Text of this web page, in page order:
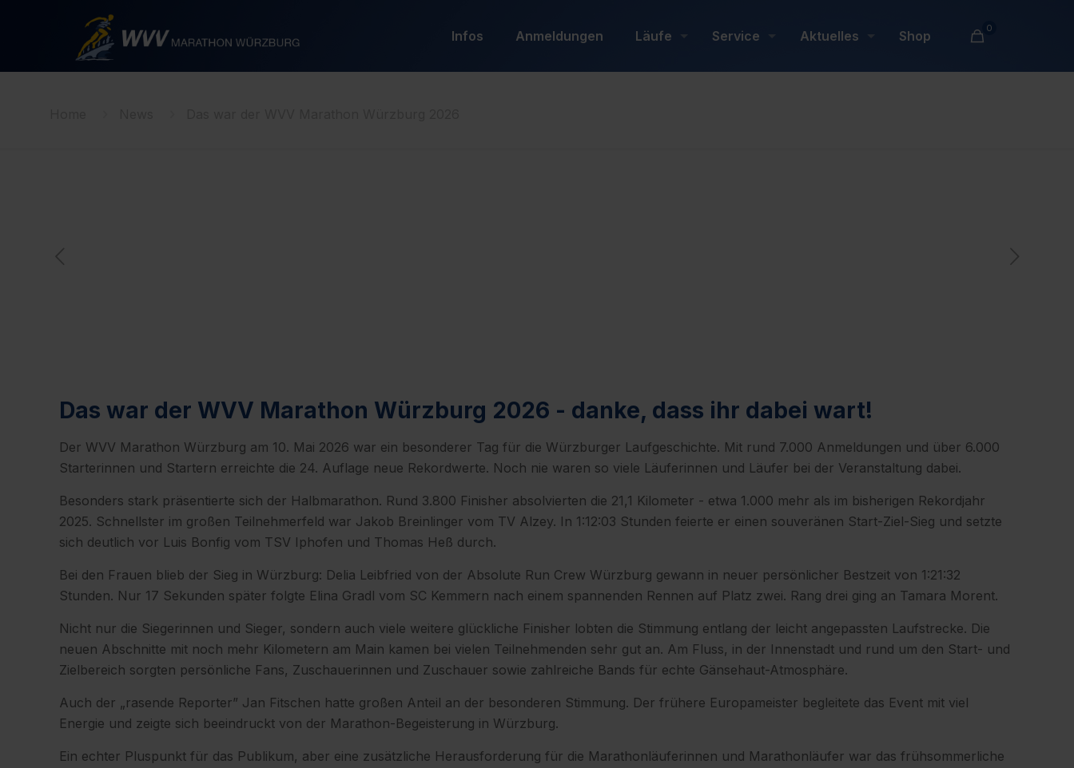
Infos Anmeldungen Läufe Service Aktuelles Shop 0
Das war der WVV Marathon Würzburg 2026 - danke, dass ihr dabei wart!
Der WVV Marathon Würzburg am 10. Mai 2026 war ein besonderer Tag für die Würzburger Laufgeschichte. Mit rund 7.000 Anmeldungen und über 6.000
Starterinnen und Startern erreichte die 24. Auflage neue Rekordwerte. Noch nie waren so viele Läuferinnen und Läufer bei der Veranstaltung dabei.
Besonders stark präsentierte sich der Halbmarathon. Rund 3.800 Finisher absolvierten die 21,1 Kilometer - etwa 1.000 mehr als im bisherigen Rekordjahr
2025. Schnellster im großen Teilnehmerfeld war Jakob Breinlinger vom TV Alzey. In 1:12:03 Stunden feierte er einen souveränen Start-Ziel-Sieg und setzte
sich deutlich vor Luis Bonfig vom TSV Iphofen und Thomas Heß durch.
Bei den Frauen blieb der Sieg in Würzburg: Delia Leibfried von der Absolute Run Crew Würzburg gewann in neuer persönlicher Bestzeit von 1:21:32
Stunden. Nur 17 Sekunden später folgte Elina Gradl vom SC Kemmern nach einem spannenden Rennen auf Platz zwei. Rang drei ging an Tamara Morent.
Nicht nur die Siegerinnen und Sieger, sondern auch viele weitere glückliche Finisher lobten die Stimmung entlang der leicht angepassten Laufstrecke. Die
neuen Abschnitte mit noch mehr Kilometern am Main kamen bei vielen Teilnehmenden sehr gut an. Am Fluss, in der Innenstadt und rund um den Start- und
Zielbereich sorgten persönliche Fans, Zuschauerinnen und Zuschauer sowie zahlreiche Bands für echte Gänsehaut-Atmosphäre.
Auch der „rasende Reporter” Jan Fitschen hatte großen Anteil an der besonderen Stimmung. Der frühere Europameister begleitete das Event mit viel
Energie und zeigte sich beeindruckt von der Marathon-Begeisterung in Würzburg.
Ein echter Pluspunkt für das Publikum, aber eine zusätzliche Herausforderung für die Marathonläuferinnen und Marathonläufer war das frühsommerliche